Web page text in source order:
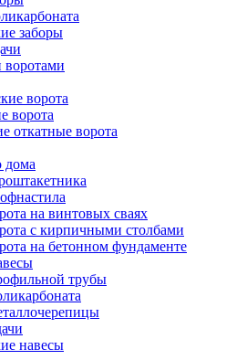
заборы
ворота
ворота
откатные ворота
дома
на винтовых сваях
с кирпичными столбами
на бетонном фундаменте
трубы
навесы